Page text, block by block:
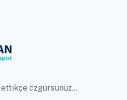
özgürsünüz...